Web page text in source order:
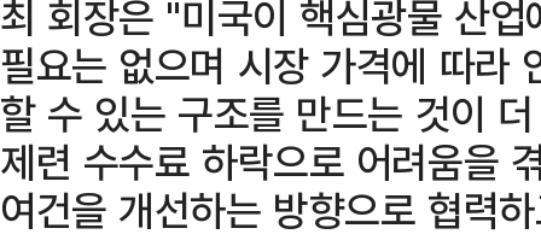
최 회장은 "미국이 핵심광물 산
필요는 없으며 시장 가격에 따라
할 수 있는 구조를 만드는 것이
제련 수수료 하락으로 어려움을
여건을 개선하는 방향으로 협력